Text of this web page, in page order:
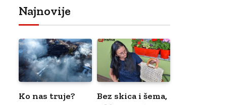
Najnovije
Ko nas truje?
Bez skica i šema,